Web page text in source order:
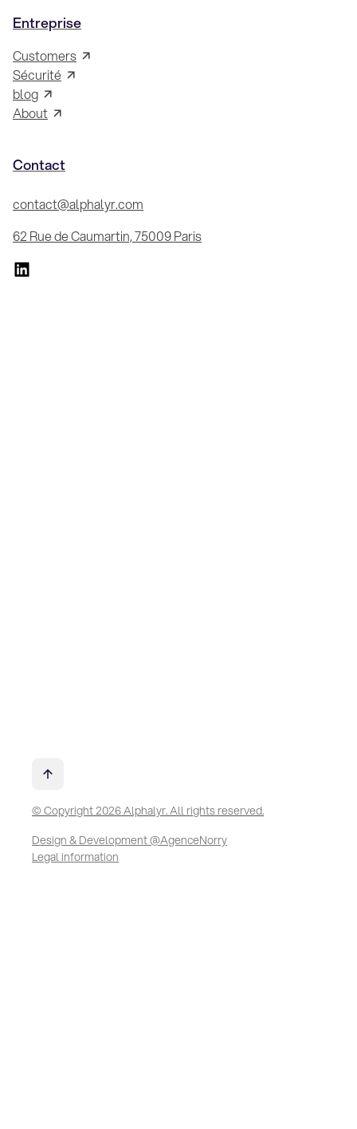
Entreprise
Customers
Sécurité
blog
About
Contact
contact@alphalyr.com
62 Rue de Caumartin, 75009 Paris
© Copyright 2026 Alphalyr. All rights reserved.
Design & Development @AgenceNorry
Legal information